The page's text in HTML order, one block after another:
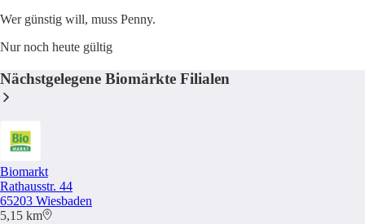
Wer günstig will, muss Penny.
Nur noch heute gültig
Nächstgelegene Biomärkte Filialen
Biomarkt
Rathausstr. 44
65203 Wiesbaden
5,15 km